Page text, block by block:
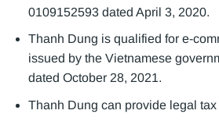
0109152593 dated April 3, 2020.
Thanh Dung is qualified for e-
issued by the Vietnamese
dated October 28, 2021.
Thanh Dung can provide legal